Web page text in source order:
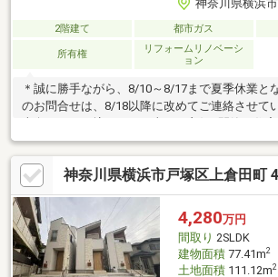
神奈川県横浜
2階建て 都市ガス
所有権
リフォームリノベーシ
ョン
＊誠に勝手ながら、8/10～8/17まで夏季休業と
のお問合せは、8/18以降に改めてご連絡させて
です■リフォーム履歴ございます■５０坪以上と
建替用地としても検討可能です
神奈川県横浜市戸塚区上倉田町
4,280万円
間取り 2SLDK
建物面積77.41m2
土地面積111.12m2